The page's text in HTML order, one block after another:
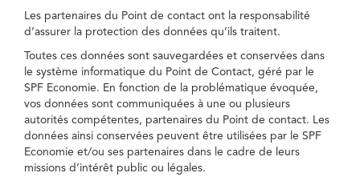
Les partenaires du Point de contact ont la responsabilité
d’assurer la protection des données qu’ils traitent.
Toutes ces données sont sauvegardées et conservées dans
le système informatique du Point de Contact, géré par le
SPF Economie. En fonction de la problématique évoquée,
vos données sont communiquées à une ou plusieurs
autorités compétentes, partenaires du Point de contact. Les
données ainsi conservées peuvent être utilisées par le SPF
Economie et/ou ses partenaires dans le cadre de leurs
missions d’intérêt public ou légales.